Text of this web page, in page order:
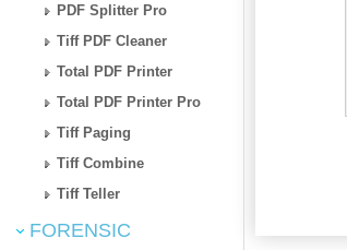
PDF Splitter Pro
Tiff PDF Cleaner
Total PDF Printer
Total PDF Printer Pro
Tiff Paging
Tiff Combine
Tiff Teller
FORENSIC